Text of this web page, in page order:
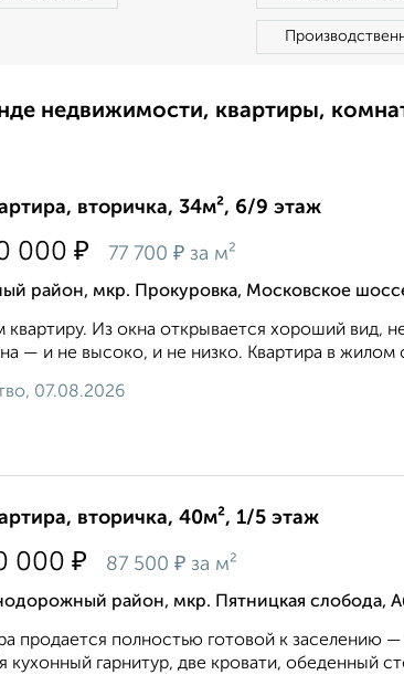
недвижимости, квартиры,
вторичка, 34м², 6/9 этаж
000 ₽ 77 700 ₽ за м²
район, мкр. Прокуровка, Московское
квартиру. Из окна открывается хороший вид,
— и не высоко, и не низко. Квартира в жилом
07.08.2026
вторичка, 40м², 1/5 этаж
000 ₽ 87 500 ₽ за м²
район, мкр. Пятницкая слобода,
продается полностью готовой к заселению
кухонный гарнитур, две кровати, обеденный